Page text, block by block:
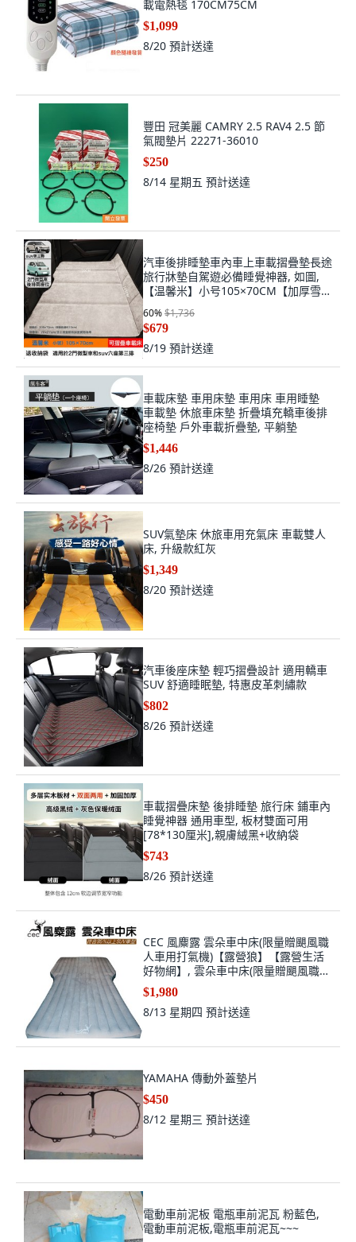
載電熱毯 170CM75CM
$1,099
8/20 預計送達
豐田 冠美麗 CAMRY 2.5 RAV4 2.5 節
氣閥墊片 22271-36010
$250
8/14 星期五 預計送達
汽車後排睡墊車內車上車載摺疊墊長途
旅行牀墊自駕遊必備睡覺神器, 如圖,
【温馨米】小号105×70CM【加厚雪尼
绒】送收纳袋
60%$1,736
$679
8/19 預計送達
車載床墊 車用床墊 車用床 車用睡墊
車載墊 休旅車床墊 折疊填充轎車後排
座椅墊 戶外車載折疊墊, 平躺墊
$1,446
8/26 預計送達
SUV氣墊床 休旅車用充氣床 車載雙人
床, 升級款紅灰
$1,349
8/20 預計送達
汽車後座床墊 輕巧摺疊設計 適用轎車
SUV 舒適睡眠墊, 特惠皮革刺繡款
$802
8/26 預計送達
車載摺疊床墊 後排睡墊 旅行床 鋪車內
睡覺神器 通用車型, 板材雙面可用
[78*130厘米],親膚絨黑+收納袋
$743
8/26 預計送達
CEC 風麋露 雲朵車中床(限量贈颶風職
人車用打氣機)【露營狼】【露營生活
好物網】, 雲朵車中床(限量贈颶風職人
車用打氣機), SUV
$1,980
8/13 星期四 預計送達
YAMAHA 傳動外蓋墊片
$450
8/12 星期三 預計送達
電動車前泥板 電瓶車前泥瓦 粉藍色,
電動車前泥板,電瓶車前泥瓦~~~